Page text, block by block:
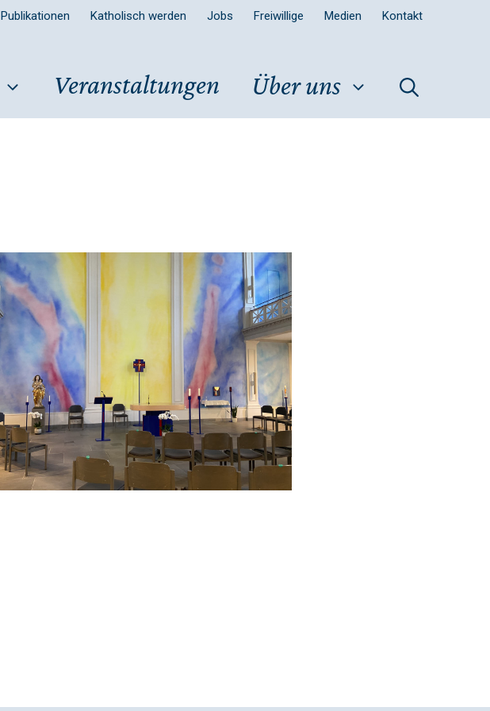
Publikationen Katholisch werden Jobs Freiwillige Medien Kontakt
Veranstaltungen Über uns